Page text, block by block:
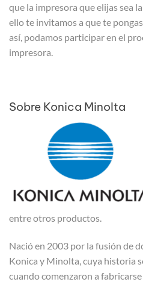
que la impresora que elijas sea
ello te invitamos a que te
así, podamos participar en el
impresora.
Sobre Konica Minolta
entre otros productos.
Nació en 2003 por la fusión de
Konica y Minolta, cuya historia
cuando comenzaron a